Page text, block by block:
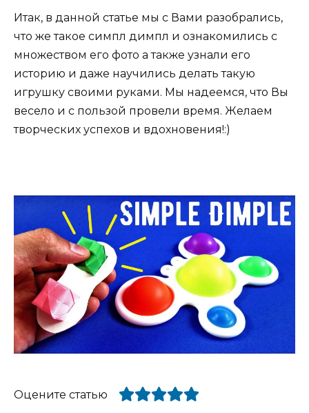
Итак, в данной статье мы с Вами разобрались,
что же такое симпл димпл и ознакомились с
множеством его фото а также узнали его
историю и даже научились делать такую
игрушку своими руками. Мы надеемся, что Вы
весело и с пользой провели время. Желаем
творческих успехов и вдохновения!:)
Оцените статью